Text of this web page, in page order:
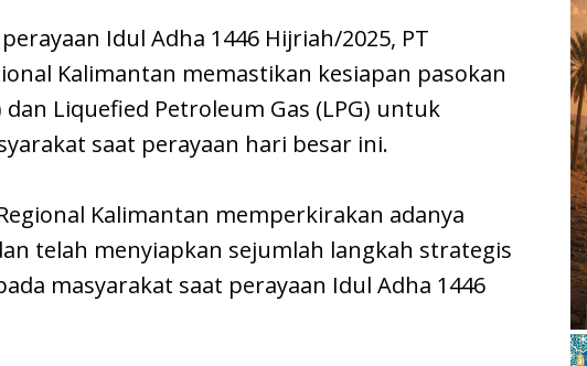
Idul Adha 1446 Hijriah/2025, PT
Kalimantan memastikan kesiapan pasokan
dan Liquefied Petroleum Gas (LPG) untuk
saat perayaan hari besar ini.
Kalimantan memperkirakan adanya
telah menyiapkan sejumlah langkah strategis
masyarakat saat perayaan Idul Adha 1446